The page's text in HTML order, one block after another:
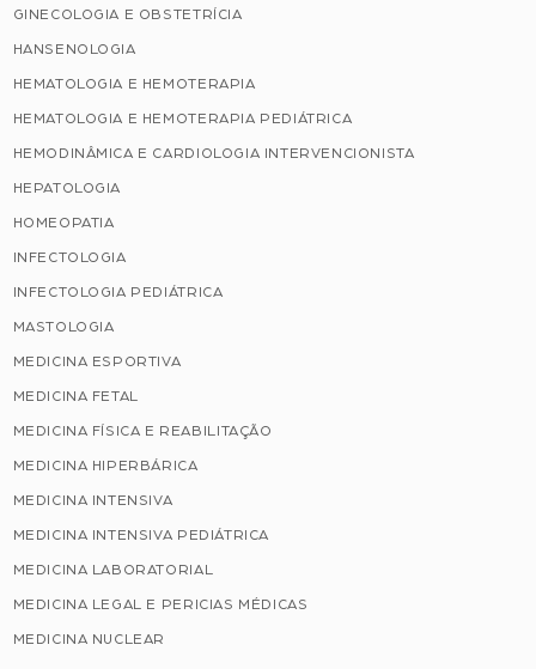
GINECOLOGIA E OBSTETRÍCIA
HANSENOLOGIA
HEMATOLOGIA E HEMOTERAPIA
HEMATOLOGIA E HEMOTERAPIA PEDIÁTRICA
HEMODINÂMICA E CARDIOLOGIA INTERVENCIONISTA
HEPATOLOGIA
HOMEOPATIA
INFECTOLOGIA
INFECTOLOGIA PEDIÁTRICA
MASTOLOGIA
MEDICINA ESPORTIVA
MEDICINA FETAL
MEDICINA FÍSICA E REABILITAÇÃO
MEDICINA HIPERBÁRICA
MEDICINA INTENSIVA
MEDICINA INTENSIVA PEDIÁTRICA
MEDICINA LABORATORIAL
MEDICINA LEGAL E PERICIAS MÉDICAS
MEDICINA NUCLEAR